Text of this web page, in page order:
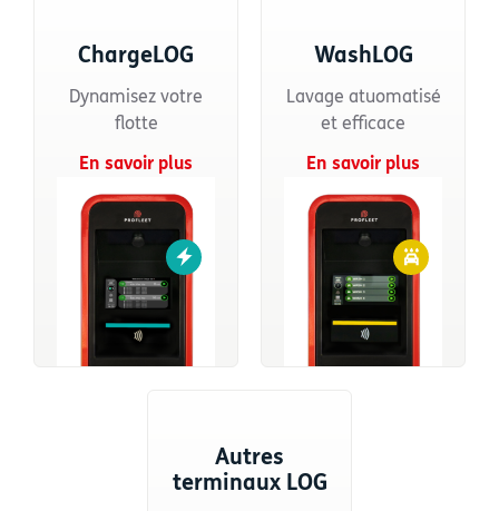
ChargeLOG
Dynamisez votre
flotte
En savoir plus
WashLOG
Lavage atuomatisé
et efficace
En savoir plus
Autres
terminaux LOG